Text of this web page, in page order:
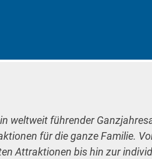
weltweit führender
für die ganze Familie.
Attraktionen bis hin zur